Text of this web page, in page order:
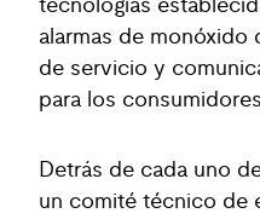
tecnologías
alarmas de monóxido
de servicio y
para los
Detrás de cada uno
un comité técnico de